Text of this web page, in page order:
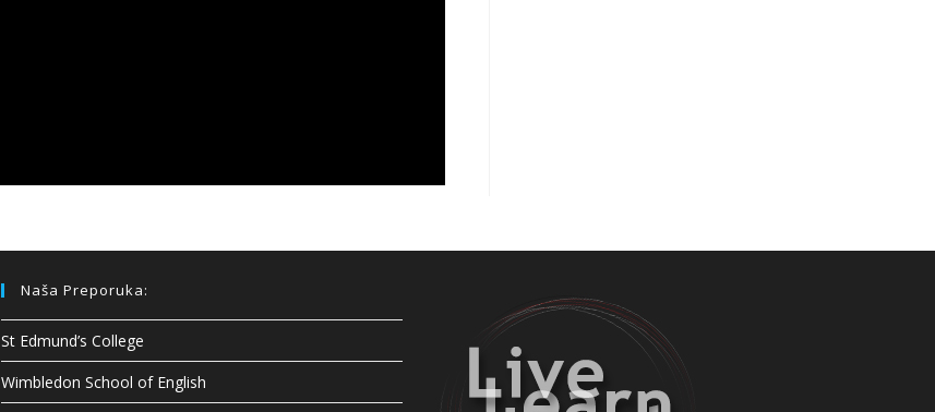
Naša Preporuka:
St Edmund’s College
Wimbledon School of English